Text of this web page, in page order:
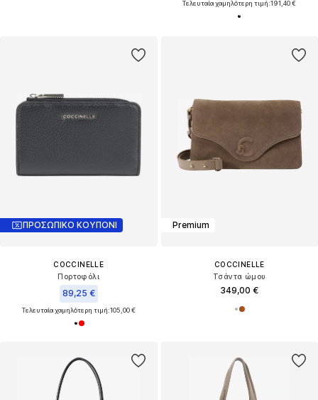
Τελευταία χαμηλότερη τιμή:191,40 €
ΠΡΟΣΩΠΙΚΟ ΚΟΥΠΟΝΙ
COCCINELLE
Πορτοφόλι
89,25 €
Τελευταία χαμηλότερη τιμή:105,00 €
Premium
COCCINELLE
Τσάντα ώμου
349,00 €